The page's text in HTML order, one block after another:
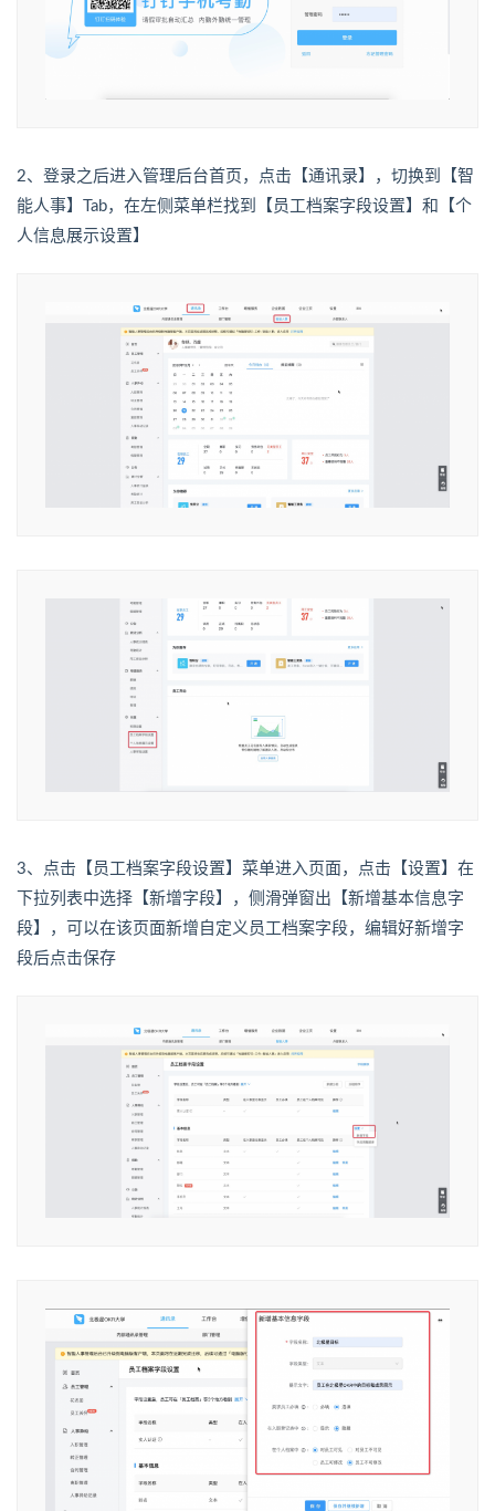
2、登录之后进入管理后台首页，点击【通讯录】，切换到【智
能人事】Tab，在左侧菜单栏找到【员工档案字段设置】和【个
人信息展示设置】
3、点击【员工档案字段设置】菜单进入页面，点击【设置】在
下拉列表中选择【新增字段】，侧滑弹窗出【新增基本信息字
段】，可以在该页面新增自定义员工档案字段，编辑好新增字
段后点击保存